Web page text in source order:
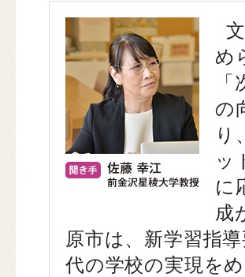
め
の
り
ッ
に
成
原市は、新学習指
代の学校の実現を